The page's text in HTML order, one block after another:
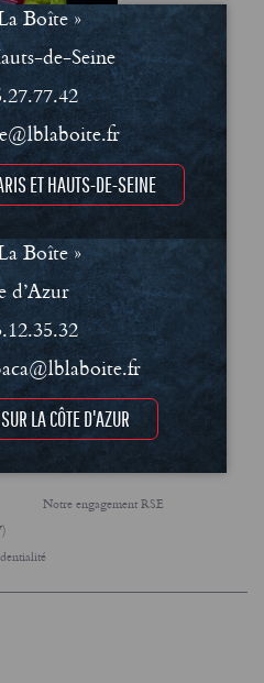
Notre engagement RSE
Boîte »
de-Seine
ET HAUTS-DE-SEINE
Boîte »
d’Azur
LA CÔTE D'AZUR